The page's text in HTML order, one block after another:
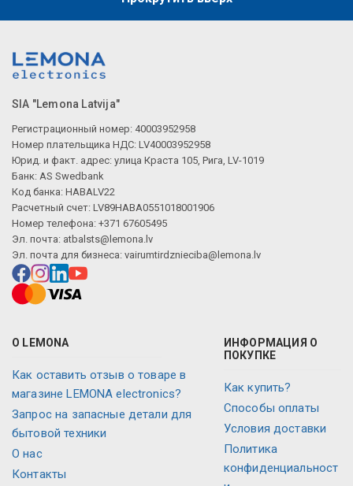
SIA "Lemona Latvija"
Регистрационный номер: 40003952958
Номер плательщика НДС: LV40003952958
Юрид. и факт. адрес: улица Краста 105, Рига, LV-1019
Банк: AS Swedbank
Код банка: HABALV22
Расчетный счет: LV89HABA0551018001906
Номер телефона: +371 67605495
Эл. почта: atbalsts@lemona.lv
Эл. почта для бизнеса: vairumtirdznieciba@lemona.lv
О LEMONA
Как оставить отзыв о товаре в
магазине LEMONA electronics?
Запрос на запасные детали для
бытовой техники
О нас
Контакты
ИНФОРМАЦИЯ О
ПОКУПКЕ
Как купить?
Способы оплаты
Условия доставки
Политика
конфиденциальност